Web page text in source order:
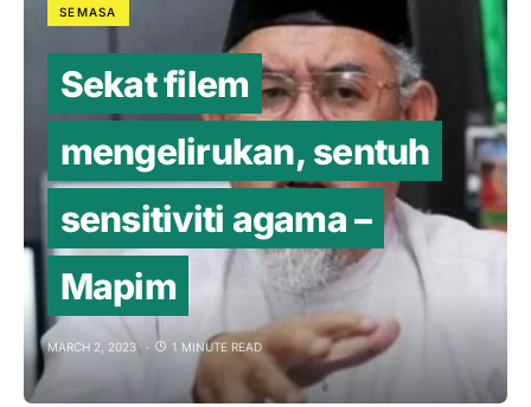
SEMASA
Sekat filem
mengelirukan, sentuh
sensitiviti agama –
Mapim
MARCH 2, 2023 1 MINUTE READ